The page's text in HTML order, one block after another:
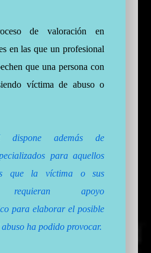
de valoración en
en las que un profesional
que una persona con
víctima de abuso o
dispone además de
para aquellos
que la víctima o sus
requieran apoyo
para elaborar el posible
ha podido provocar.